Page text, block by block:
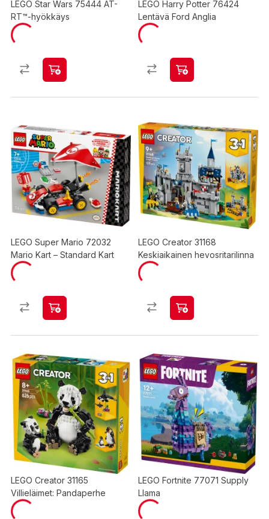
LEGO Star Wars 75444 AT-
RT™-hyökkäys
LEGO Harry Potter 76424
Lentävä Ford Anglia
LEGO Super Mario 72032
Mario Kart – Standard Kart
LEGO Creator 31168
Keskiaikainen hevosritarilinna
LEGO Creator 31165
Villieläimet: Pandaperhe
LEGO Fortnite 77071 Supply
Llama